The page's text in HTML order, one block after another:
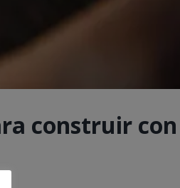
construir con